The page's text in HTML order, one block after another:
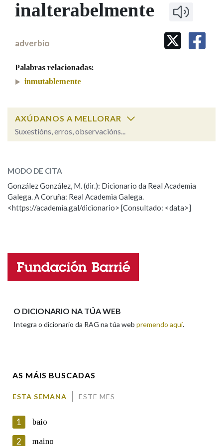
IDENTIDADE CORPORATIVA
MARCIAL DEL ADALID
CASA-MUSEO EMILIA PARDO
FIGURAS HOMENAXEADAS
Facebook
TwitterYoutubeInstagram
Bluesky
BUSCAR NOS LEMAS
Remata por
Contén
Nas definicións
Nos exemplos
Marcas gramaticais
LIMPAR
inalterabelmente
adverbio
Palabras relacionadas:
inmutablemente
AXÚDANOS A MELLORAR
Suxestións, erros, observacións...
ESCOLLE UNHA OPCIÓN:
Observación Hai un erro na palabra
Propoño mellorar a definición
Nome
MODO DE CITA
González González, M. (dir.): Dicionario da Real Academia
Galega. A Coruña: Real Academia Galega.
<https://academia.gal/dicionario> [Consultado: <data>]
O DICIONARIO NA TÚA WEB
Integra o dicionario da RAG na túa web premendo aquí.
AS MÁIS BUSCADAS
ESTA SEMANA ESTE MES
1 baio
2 maino